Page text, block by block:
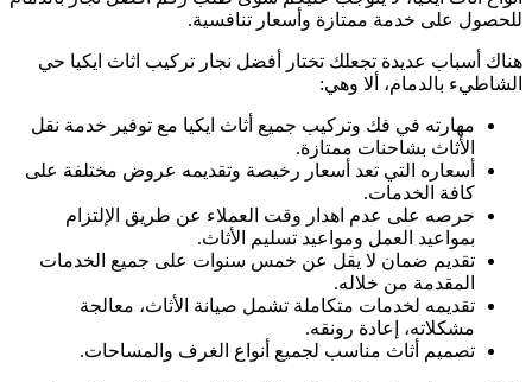
للحصول على خدمة ممتازة وأسعار تنافسية.
هناك أسباب عديدة تجعلك تختار أفضل نجار تركيب اثاث ايكيا حي
الشاطيء بالدمام، ألا وهي:
مهارته في فك وتركيب جميع أثاث ايكيا مع توفير خدمة نقل
الأثاث بشاحنات ممتازة.
أسعاره التي تعد أسعار رخيصة وتقديمه عروض مختلفة على
كافة الخدمات.
حرصه على عدم اهدار وقت العملاء عن طريق الإلتزام
بمواعيد العمل ومواعيد تسليم الأثاث.
تقديم ضمان لا يقل عن خمس سنوات على جميع الخدمات
المقدمة من خلاله.
تقديمه لخدمات متكاملة تشمل صيانة الأثاث، معالجة
مشكلاته، إعادة رونقه.
تصميم أثاث مناسب لجميع أنواع الغرف والمساحات.